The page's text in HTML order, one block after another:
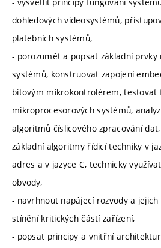
dohledových videosystémů,
platebních systémů,
- porozumět a popsat základní
systémů, konstruovat zapojení
bitovým mikrokontrolérem, testovat
mikroprocesorových systémů,
algoritmů číslicového zpracování
základní algoritmy řídicí techniky v
adres a v jazyce C, technicky
obvody,
- navrhnout napájecí rozvody a
stínění kritických částí zařízení,
- popsat principy a vnitřní